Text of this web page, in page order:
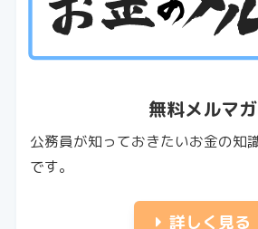
無料メルマガ
公務員が知っておきたいお金の知
です。
詳しく見る